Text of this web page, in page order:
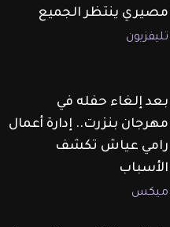
مصيري ينتظر الجميع
تليفزيون
بعد إلغاء حفله في
مهرجان بنزرت.. إدارة أعمال
رامي عياش تكشف
الأسباب
ميكس